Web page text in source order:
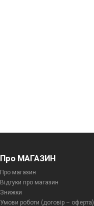
Про МАГАЗИН
Про магазин
Відгуки про магазин
Знижки
Умови роботи (договір – оферта)